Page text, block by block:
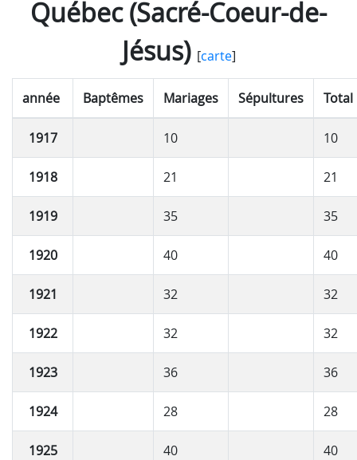
Québec (Sacré-Coeur-de-
Jésus)[carte]
année Baptêmes Mariages Sépultures Total
1917 10 10
1918 21 21
1919 35 35
1920 40 40
1921 32 32
1922 32 32
1923 36 36
1924 28 28
1925 40 40